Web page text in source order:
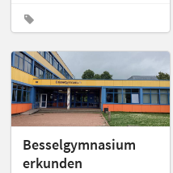
Besselgymnasium
erkunden